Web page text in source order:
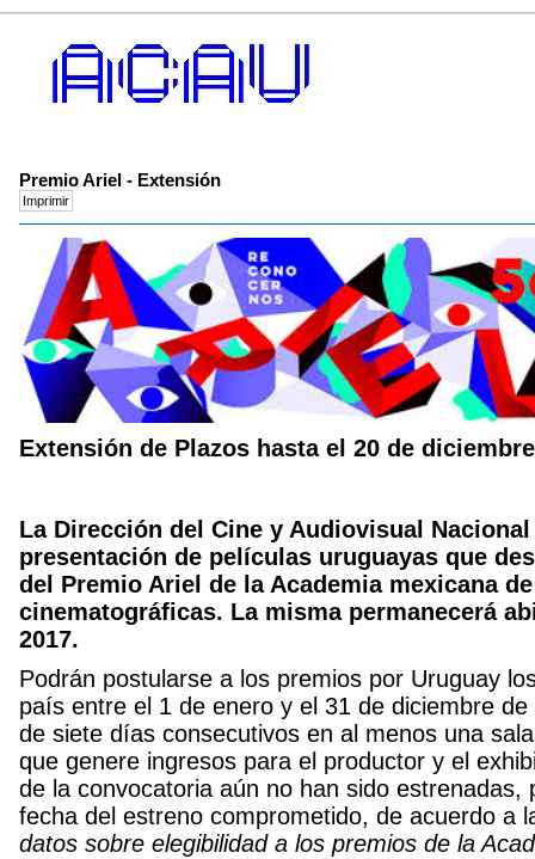
Premio Ariel - Extensión
Extensión de Plazos hasta el 20 de
La Dirección del Cine y Audiovisual
presentación de películas uruguayas que
del Premio Ariel de la Academia mexicana
cinematográficas. La misma permanecerá
2017.
Podrán postularse a los premios por Uruguay
país entre el 1 de enero y el 31 de diciembre
de siete días consecutivos en al menos una
que genere ingresos para el productor y el
de la convocatoria aún no han sido estrenadas,
fecha del estreno comprometido, de acuerdo a
datos sobre elegibilidad a los premios de la